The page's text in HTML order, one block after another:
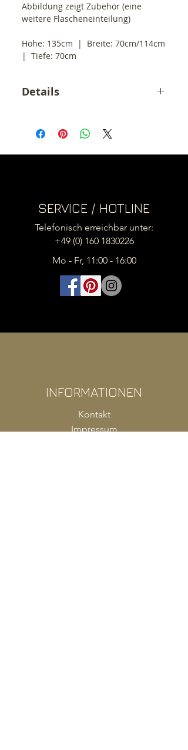
Abbildung zeigt Zubehör (eine
weitere Flascheneinteilung)
Höhe: 135cm  |  Breite: 70cm/114cm
|  Tiefe: 70cm
Details
Endpreis zzgl. Versandkosten (49,-
€). Gemäß § 19 UStG erheben wir
SERVICE / HOTLINE
Telefonisch erreichbar unter:
+49 (0) 160 1830226
Mo - Fr, 11:00 - 16:00
INFORMATIONEN
Kontakt
Impressum